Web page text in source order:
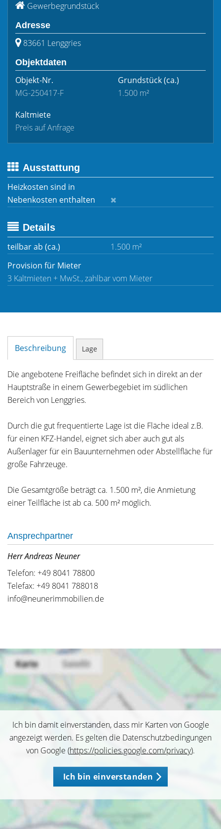
Gewerbegrundstück
Adresse
83661 Lenggries
Objektdaten
Objekt-Nr.
MG-250417-F
Grundstück(ca.)
1.500 m²
Kaltmiete
Preis auf Anfrage
Ausstattung
Heizkosten sind in
Nebenkosten enthalten
Details
teilbar ab (ca.)
1.500 m²
Provision für Mieter
3 Kaltmieten + MwSt., zahlbar vom Mieter
Beschreibung Lage
Die angebotene Freifläche befindet sich in direkt an der
Hauptstraße in einem Gewerbegebiet im südlichen
Bereich von Lenggries.
Durch die gut frequentierte Lage ist die Fläche ideal z.B.
für einen KFZ-Handel, eignet sich aber auch gut als
Außenlager für ein Bauunternehmen oder Abstellfläche für
große Fahrzeuge.
Die Gesamtgröße beträgt ca. 1.500 m², die Anmietung
einer Teilfläche ist ab ca. 500 m² möglich.
Ansprechpartner
Herr Andreas Neuner
Telefon: +49 8041 78800
Telefax: +49 8041 788018
info@neunerimmobilien.de
Ich bin damit einverstanden, dass mir Karten von Google
angezeigt werden. Es gelten die Datenschutzbedingungen
von Google (https://policies.google.com/privacy).
Ich bin einverstanden